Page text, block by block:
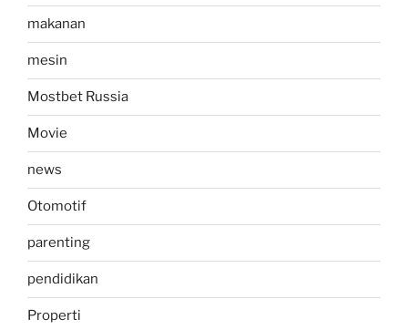
makanan
mesin
Mostbet Russia
Movie
news
Otomotif
parenting
pendidikan
Properti